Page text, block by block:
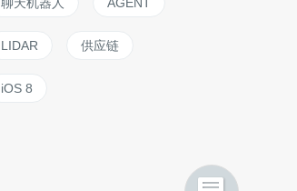
LIDAR 供应链
iOS 8